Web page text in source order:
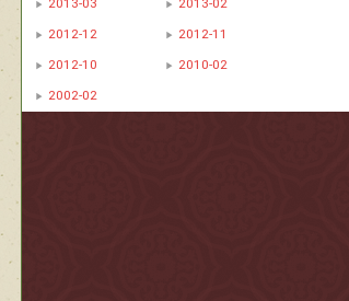
2012-12
2012-11
2012-10
2010-02
2002-02